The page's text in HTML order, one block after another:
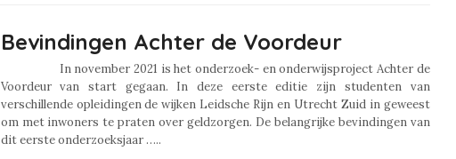
Bevindingen Achter de Voordeur
In november 2021 is het onderzoek- en onderwijsproject Achter de
Voordeur van start gegaan. In deze eerste editie zijn studenten van
verschillende opleidingen de wijken Leidsche Rijn en Utrecht Zuid in geweest
om met inwoners te praten over geldzorgen. De belangrijke bevindingen van
dit eerste onderzoeksjaar …..